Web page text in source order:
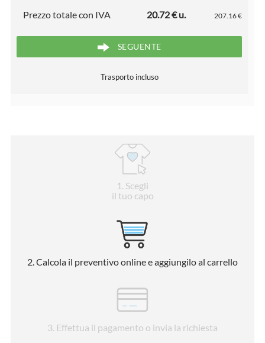
Prezzo totale con IVA 20.72 € u. 207.16 €
SEGUENTE
Trasporto incluso
1 . Scegli
il tuo capo
2. Calcola il preventivo online e aggiungilo al carrello
3. Effettua il pagamento o invia la richiesta